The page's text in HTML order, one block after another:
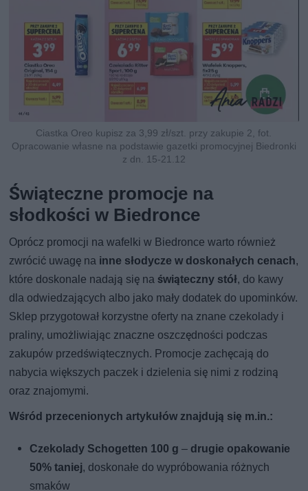
Ciastka Oreo kupisz za 3,99 zł/szt. przy zakupie 2, fot.
Opracowanie własne na podstawie gazetki promocyjnej Biedronki
z dn. 15-21.12
Świąteczne promocje na
słodkości w Biedronce
Oprócz promocji na wafelki w Biedronce warto również
zwrócić uwagę na inne słodycze w doskonałych cenach,
które doskonale nadają się naświąteczny stół, do kawy
dla odwiedzających albo jako mały dodatek do upominków.
Sklep przygotował korzystne oferty na znane czekolady i
praliny, umożliwiając znaczne oszczędności podczas
zakupów przedświątecznych. Promocje zachęcają do
nabycia większych paczek i dzielenia się nimi z rodziną
oraz znajomymi.
Wśród przecenionych artykułów znajdują się m.in.:
Czekolady Schogetten 100 g – drugie opakowanie
50% taniej, doskonałe do wypróbowania różnych
smaków